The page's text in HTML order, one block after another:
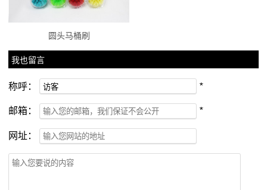
圆头马桶刷
我也留言
称呼： *
邮箱： *
网址：